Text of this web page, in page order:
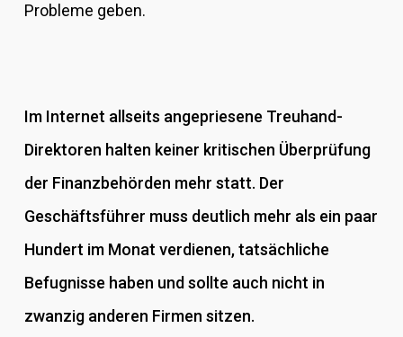
Probleme geben.
Im Internet allseits angepriesene Treuhand-
Direktoren halten keiner kritischen Überprüfung
der Finanzbehörden mehr statt. Der
Geschäftsführer muss deutlich mehr als ein paar
Hundert im Monat verdienen, tatsächliche
Befugnisse haben und sollte auch nicht in
zwanzig anderen Firmen sitzen.